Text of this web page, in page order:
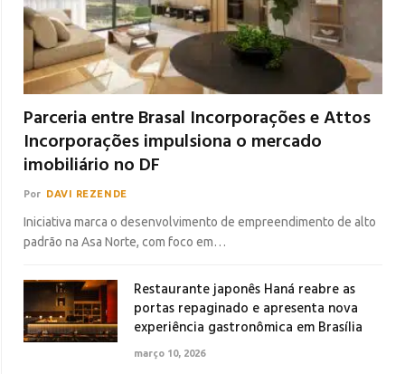
Parceria entre Brasal Incorporações e Attos
Incorporações impulsiona o mercado
imobiliário no DF
Por DAVI REZENDE
Iniciativa marca o desenvolvimento de empreendimento de alto
padrão na Asa Norte, com foco em…
Restaurante japonês Haná reabre as
portas repaginado e apresenta nova
experiência gastronômica em Brasília
março 10, 2026